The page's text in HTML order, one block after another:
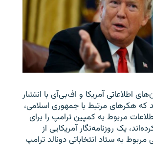
اطلاعاتی آمریکا و اف‌بی‌آی با انتشار
که هکرهای مرتبط با جمهوری اسلامی،
مربوط به کمپین ترامپ را برای
یک روزنامه‌نگار آمریکایی از
مربوط به ستاد انتخاباتی دونالد ترامپ